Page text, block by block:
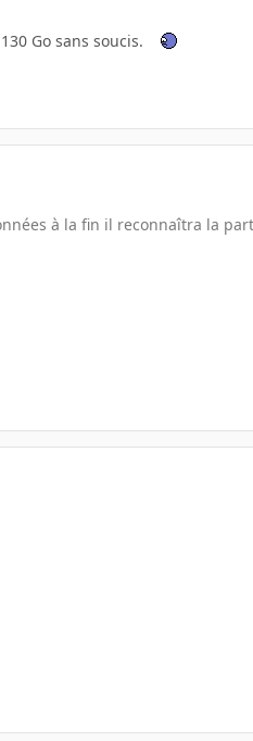
Go sans soucis.
à la fin il reconnaîtra la